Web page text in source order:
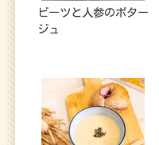
ビーツと人参のポター
ジュ